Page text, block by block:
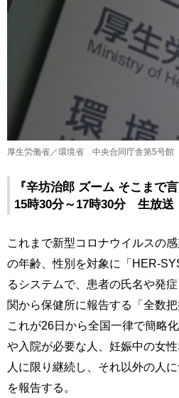
厚生労働省／環境省 中央合同庁舎第5号館
『辛坊治郎 ズーム そこまで
15時30分～17時30分 生放送
これまで新型コロナウイルスの
の年齢、性別を対象に「HER-
るシステムで、患者の氏名や発
関から保健所に報告する「全数把
これが26日から全国一律で簡略
や入院が必要な人、妊娠中の女
人に限り継続し、それ以外の人
を報告する。